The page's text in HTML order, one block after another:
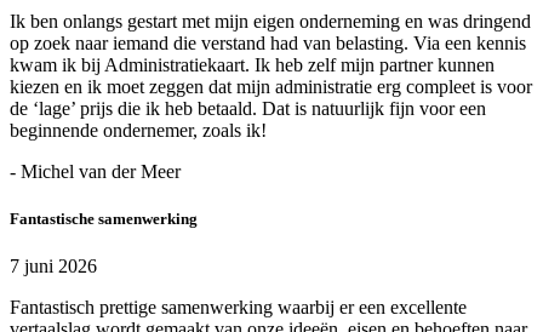
Ik ben onlangs gestart met mijn eigen onderneming en was dringend
op zoek naar iemand die verstand had van belasting. Via een kennis
kwam ik bij Administratiekaart. Ik heb zelf mijn partner kunnen
kiezen en ik moet zeggen dat mijn administratie erg compleet is voor
de ‘lage’ prijs die ik heb betaald. Dat is natuurlijk fijn voor een
beginnende ondernemer, zoals ik!
- Michel van der Meer
Fantastische samenwerking
7 juni 2026
Fantastisch prettige samenwerking waarbij er een excellente